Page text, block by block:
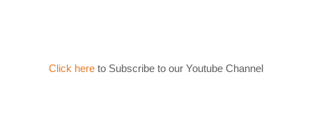
Click here to Subscribe to our Youtube Channel